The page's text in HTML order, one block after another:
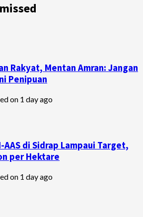
Rakyat, Mentan Amran: Jangan
Penipuan
on 1 day ago
AAS di Sidrap Lampaui Target,
per Hektare
on 1 day ago